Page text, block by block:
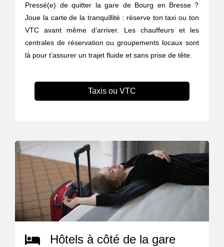
Pressé(e) de quitter la gare de Bourg en Bresse ?
Joue la carte de la tranquillité : réserve ton taxi ou ton
VTC avant même d’arriver. Les chauffeurs et les
centrales de réservation ou groupements locaux sont
là pour t’assurer un trajet fluide et sans prise de tête.
Taxis ou VTC
Hôtels à côté de la gare